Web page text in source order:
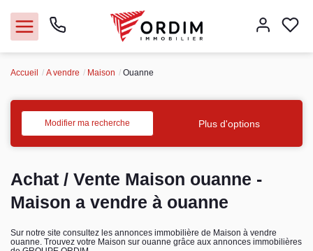
Acheter
Vendre
Immobilier pro
Accueil A vendre Maison Ouanne
Modifier ma recherche Plus d'options
Achat / Vente Maison ouanne -
Maison a vendre à ouanne
Sur notre site consultez les annonces immobilière de Maison à vendre
ouanne. Trouvez votre Maison sur ouanne grâce aux annonces immobilières